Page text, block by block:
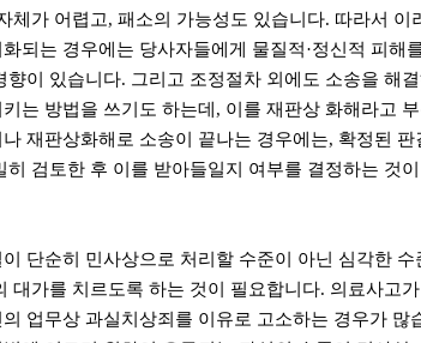
체가 어렵고, 패소의 가능성도 있습니다. 따라서
되는 경우에는 당사자들에게 물질적·정신적 피
향이 있습니다. 그리고 조정절차 외에도 소송을 해
는 방법을 쓰기도 하는데, 이를 재판상 화해라고
재판상화해로 소송이 끝나는 경우에는, 확정된
히 검토한 후 이를 받아들일지 여부를 결정하는 것
단순히 민사상으로 처리할 수준이 아닌 심각한
대가를 치르도록 하는 것이 필요합니다. 의료사고
업무상 과실치상죄를 이유로 고소하는 경우가 많